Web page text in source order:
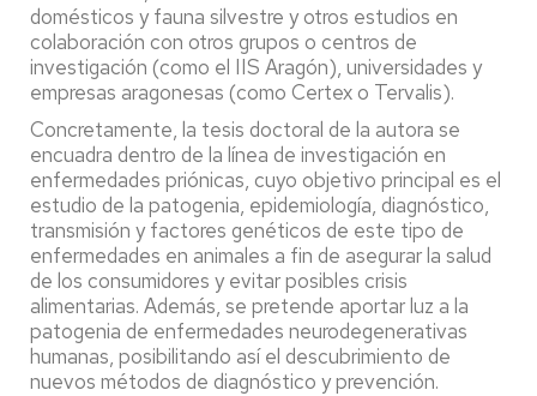
domésticos y fauna silvestre y otros estudios en
colaboración con otros grupos o centros de
investigación (como el IIS Aragón), universidades y
empresas aragonesas (como Certex o Tervalis).
Concretamente, la tesis doctoral de la autora se
encuadra dentro de la línea de investigación en
enfermedades priónicas, cuyo objetivo principal es el
estudio de la patogenia, epidemiología, diagnóstico,
transmisión y factores genéticos de este tipo de
enfermedades en animales a fin de asegurar la salud
de los consumidores y evitar posibles crisis
alimentarias. Además, se pretende aportar luz a la
patogenia de enfermedades neurodegenerativas
humanas, posibilitando así el descubrimiento de
nuevos métodos de diagnóstico y prevención.